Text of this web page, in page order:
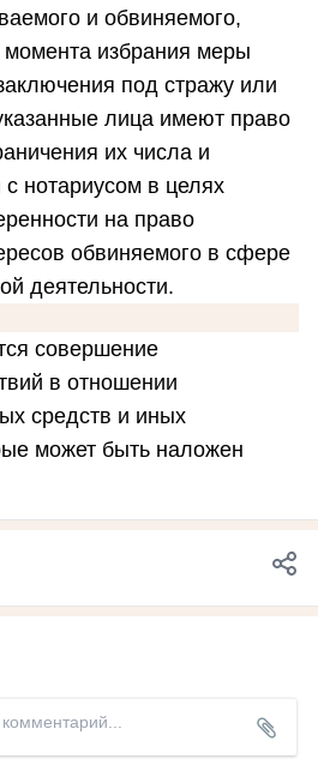
и обвиняемого,
момента избрания меры
под стражу или
лица имеют право
их числа и
нотариусом в целях
на право
обвиняемого в сфере
деятельности.
совершение
в отношении
средств и иных
может быть наложен